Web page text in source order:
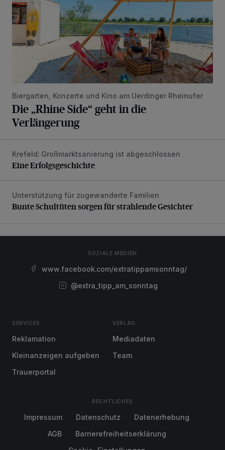
Biergarten, Konzerte und Kino am Uerdinger Rheinufer
Die „Rhine Side“ geht in die
Verlängerung
Eine Erfolgsgeschichte
Krefeld: Großmarktsanierung ist abgeschlossen
Eine Erfolgsgeschichte
Bunte Schultüten sorgen für strahlende Gesichter
Unterstützung für zugewanderte Familien
Bunte Schultüten sorgen für strahlende Gesichter
SOZIALE MEDIEN
www.facebook.com/extratippamsonntag/
@extra_tipp_am_sonntag
SERVICES
Reklamation
Kleinanzeigen aufgeben
Trauerportal
VERLAG
Mediadaten
Team
RECHTLICHES
Impressum Datenschutz
Datenerhebung
AGB
Barrierefreiheitserklärung